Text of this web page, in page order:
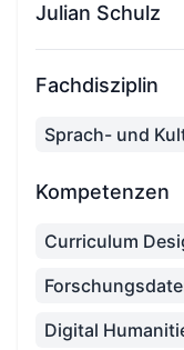
Julian Schulz
Fachdisziplin
Sprach- und
Kompetenzen
Curriculum
Digital